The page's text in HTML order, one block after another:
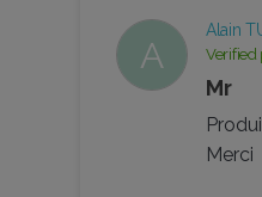
A
Alain
Verified
Mr
Merci